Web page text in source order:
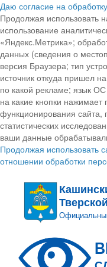
Даю согласие на
Продолжая использовать
использование
«Яндекс.Метрика»;
данных (сведения о
версия Браузера; тип
источник откуда пришел
по какой рекламе; язык
на какие кнопки нажимает
функционирования сайта,
статистических
ваши данные
Продолжая использовать
отношении обработки